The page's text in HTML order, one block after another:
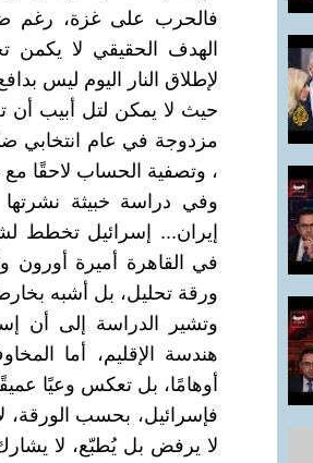
فالحرب على غزة، رغم
الهدف الحقيقي لا يكمن
لإطلاق النار اليوم ليس
حيث لا يمكن لتل أبيب
مزدوجة في عام انتخابي
، وتصفية الحساب لاحقًا مع
وفي دراسة خبيثة
إيران... إسرائيل تخطط
في القاهرة أميرة أورون
ورقة تحليل، بل أشبه
وتشير الدراسة إلى أن
هندسة الإقليم، أما
أوهامًا، بل تعكس وعيًا
فإسرائيل، بحسب
لا يرفض بل يُطبّع، لا